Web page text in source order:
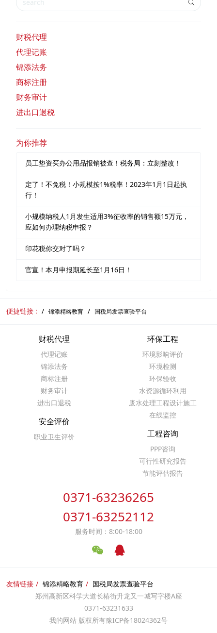
财税代理
代理记账
锦添法务
商标注册
财务审计
进出口退税
为你推荐
员工垫资买办公用品报销被查！税务局：立刻整改！
定了！不免税！小规模按1%税率！2023年1月1日起执
行！
小规模纳税人1月发生适用3%征收率的销售额15万元，
应如何办理纳税申报？
印花税你交对了吗？
官宣！本月申报期延长至1月16日！
便捷链接 : 锦添精略教育 国税局发票查验平台
财税代理
代理记账
锦添法务
商标注册
财务审计
进出口退税
环保工程
环境影响评价
环境检测
环保验收
水资源循环利用
废水处理工程设计施工
在线监控
安全评价
职业卫生评价 工程咨询
PPP咨询
可行性研究报告
节能评估报告
0371-63236265
0371-63252112
服务时间：8:00-18:00
友情链接 锦添精略教育
国税局发票查验平台
郑州高新区科学大道长椿街升龙又一城写字楼A座
0371-63231633
我的网站 版权所有豫ICP备18024362号